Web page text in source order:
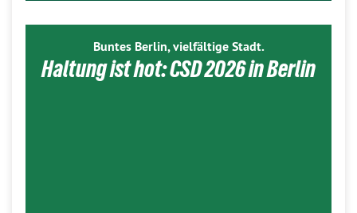
Buntes Berlin, vielfältige Stadt.
Haltung ist hot: CSD 2026 in Berlin